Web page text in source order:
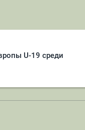
U-19 среди